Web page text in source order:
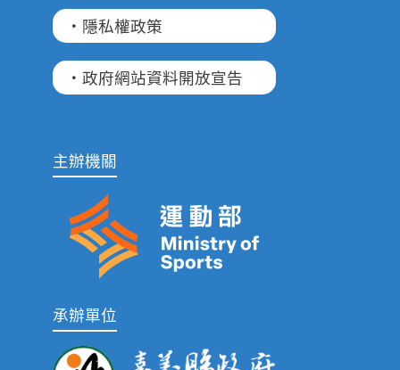
·隱私權政策
·政府網站資料開放宣告
主辦機關
承辦單位